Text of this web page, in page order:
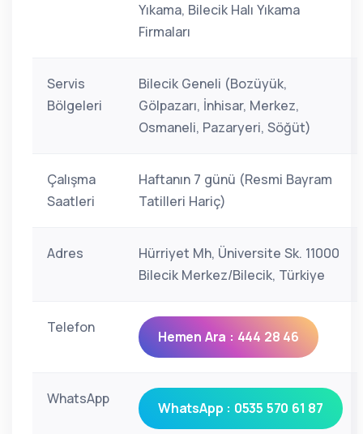
Yıkama, Bilecik Halı Yıkama
Firmaları
Servis
Bölgeleri
Bilecik Geneli (Bozüyük,
Gölpazarı, İnhisar, Merkez,
Osmaneli, Pazaryeri, Söğüt)
Çalışma
Saatleri
Haftanın 7 günü (Resmi Bayram
Tatilleri Hariç)
Adres
Hürriyet Mh, Üniversite Sk. 11000
Bilecik Merkez/Bilecik, Türkiye
Telefon
Hemen Ara : 444 28 46
WhatsApp
WhatsApp : 0535 570 61 87